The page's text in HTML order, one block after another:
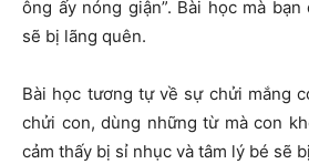
ông ấy nóng giận”. Bài học mà
sẽ bị lãng quên.
Bài học tương tự về sự chửi mắng
chửi con, dùng những từ mà con
cảm thấy bị sỉ nhục và tâm lý bé sẽ